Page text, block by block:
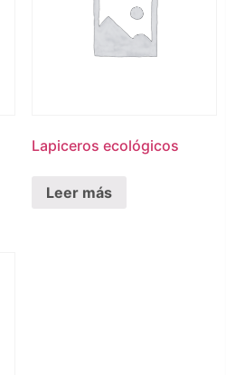
Lapiceros ecológicos
Leer más